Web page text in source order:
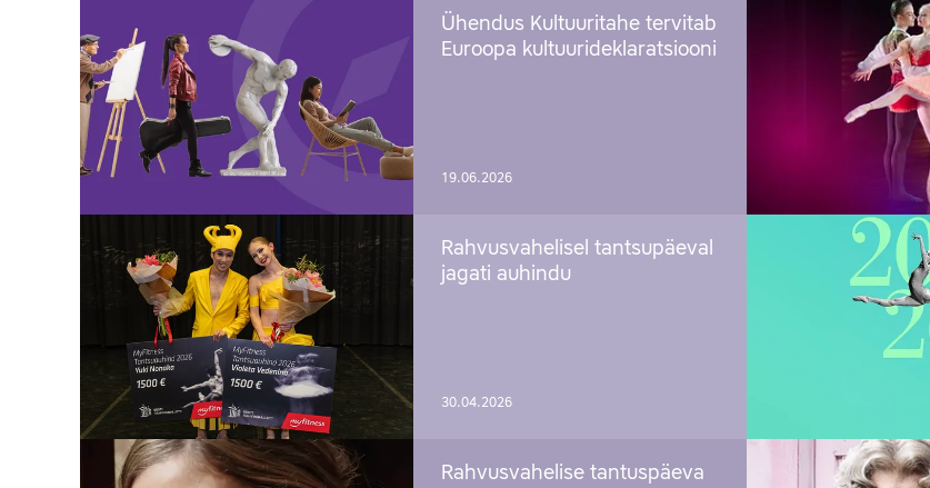
Ühendus Kultuuritahe tervitab
Euroopa kultuurideklaratsiooni
19.06.2026
Rahvusvahelisel tantsupäeval
jagati auhindu
30.04.2026
Rahvusvahelise tantuspäeva